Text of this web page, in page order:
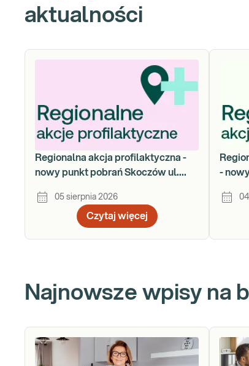
aktualności
Regionalna akcja profilaktyczna -
nowy punkt pobrań Skoczów ul.
05 sierpnia 2026
Czytaj więcej
-
Najnowsze wpisy na